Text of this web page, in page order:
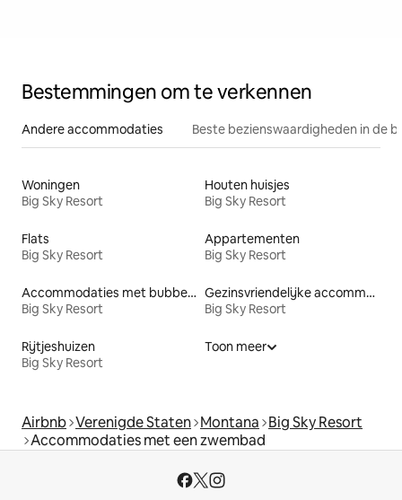
Bestemmingen om te verkennen
Andere accommodaties Beste bezienswaardigheden in de
Woningen
Big Sky Resort
Houten huisjes
Big Sky Resort
Flats
Big Sky Resort
Appartementen
Big Sky Resort
Accommodaties met bubbelbad
Big Sky Resort
Gezinsvriendelijke accommodaties
Big Sky Resort
Rijtjeshuizen
Big Sky Resort
Toon meer
Airbnb Verenigde Staten Montana Big Sky Resort
Accommodaties met een zwembad